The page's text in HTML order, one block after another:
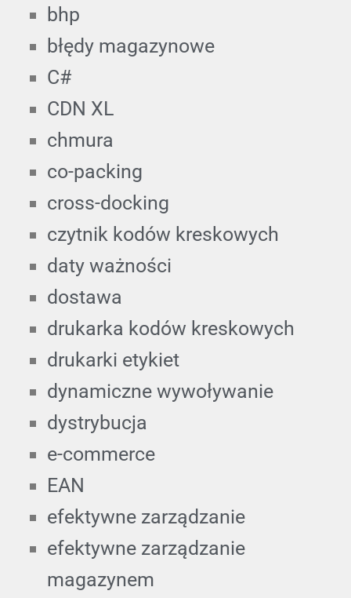
bhp
błędy magazynowe
C#
CDN XL
chmura
co-packing
cross-docking
czytnik kodów kreskowych
daty ważności
dostawa
drukarka kodów kreskowych
drukarki etykiet
dynamiczne wywoływanie
dystrybucja
e-commerce
EAN
efektywne zarządzanie
efektywne zarządzanie
magazynem